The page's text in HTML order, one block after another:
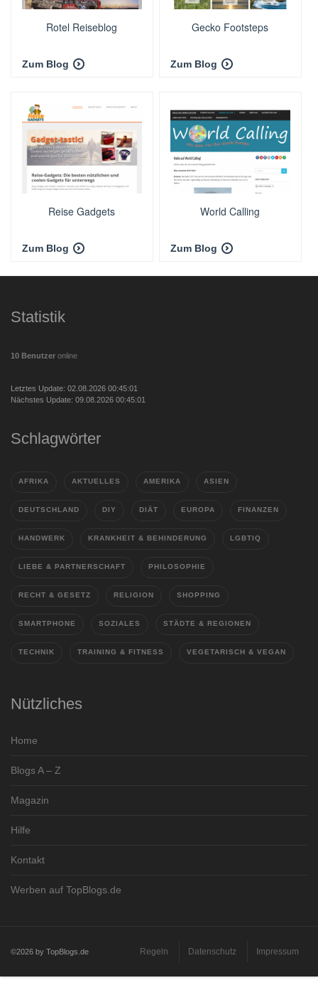
Rotel Reiseblog
Zum Blog
Gecko Footsteps
Zum Blog
Reise Gadgets
Zum Blog
World Calling
Zum Blog
Statistik
10 Benutzer online
Letztes Update: 02.08.2026 00:45:01
Nächstes Update: 09.08.2026 00:45:01
Schlagwörter
AFRIKA AKTUELLES AMERIKA ASIEN
DEUTSCHLAND DIY DIÄT EUROPA FINANZEN
HANDWERK KRANKHEIT & BEHINDERUNG LGBTIQ
LIEBE & PARTNERSCHAFT PHILOSOPHIE
RECHT & GESETZ RELIGION SHOPPING
SMARTPHONE SOZIALES STÄDTE & REGIONEN
TECHNIK TRAINING & FITNESS VEGETARISCH & VEGAN
Nützliches
Home
Blogs A – Z
Magazin
Hilfe
Kontakt
Werben auf TopBlogs.de
©2026 by TopBlogs.de Regeln Datenschutz Impressum